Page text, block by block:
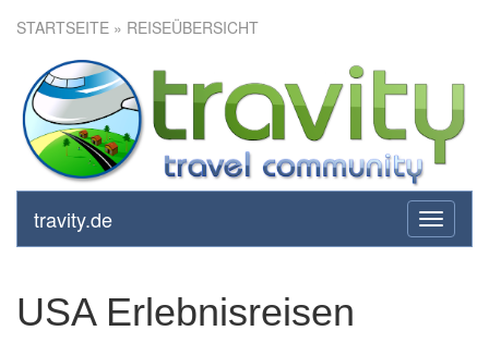
STARTSEITE » REISEÜBERSICHT
toggle
travity.de
USA Erlebnisreisen